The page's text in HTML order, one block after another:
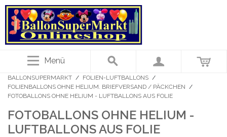
Menü
BALLONSUPERMARKT / FOLIEN-LUFTBALLONS /
FOLIENBALLONS OHNE HELIUM. BRIEFVERSAND / PÄCKCHEN /
FOTOBALLONS OHNE HELIUM - LUFTBALLONS AUS FOLIE
FOTOBALLONS OHNE HELIUM -
LUFTBALLONS AUS FOLIE